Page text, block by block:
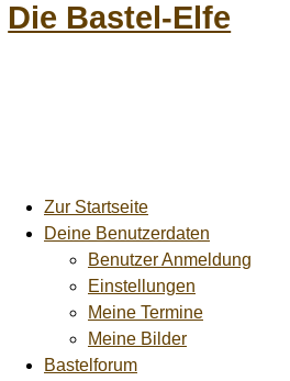
Die Bastel-Elfe
Zur Startseite
Deine Benutzerdaten
Benutzer Anmeldung
Einstellungen
Meine Termine
Meine Bilder
Bastelforum